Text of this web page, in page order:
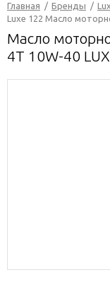
Главная / Бренды /
Luxe 122 Масло
Масло
4T 10W-40